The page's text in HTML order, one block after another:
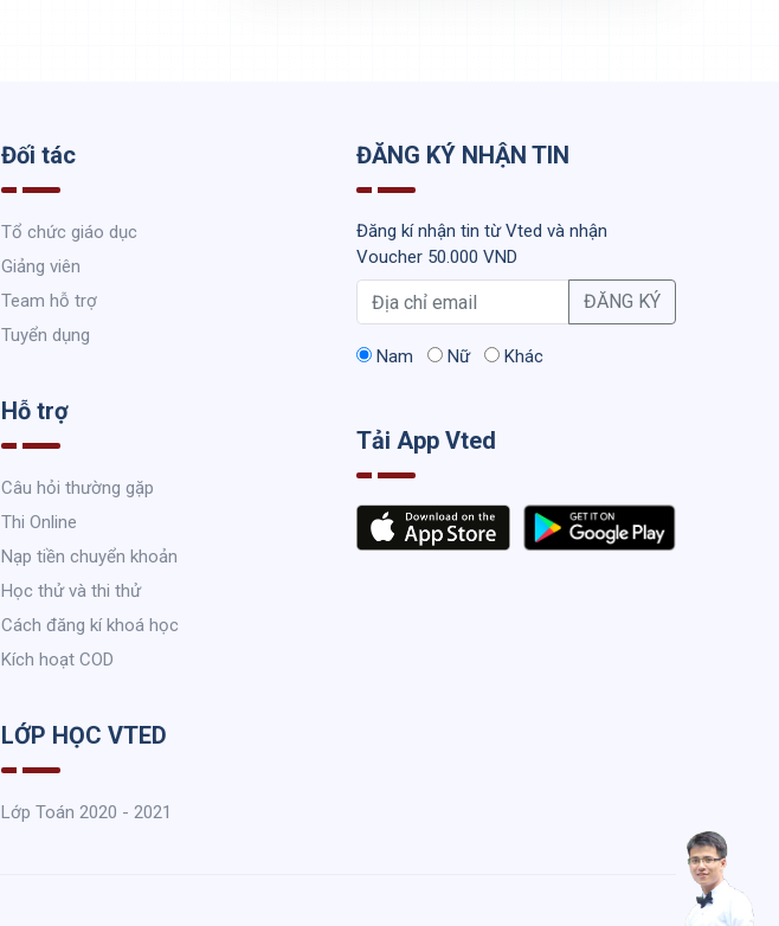
Đối tác
Tổ chức giáo dục
Giảng viên
Team hỗ trợ
Tuyển dụng
Hỗ trợ
Câu hỏi thường gặp
Thi Online
Nạp tiền chuyển khoản
Học thử và thi thử
Cách đăng kí khoá học
Kích hoạt COD
LỚP HỌC VTED
Lớp Toán 2020 - 2021
ĐĂNG KÝ NHẬN TIN
Đăng kí nhận tin từ Vted và nhận
Voucher 50.000 VND
ĐĂNG KÝ
Nam Nữ Khác
Tải App Vted